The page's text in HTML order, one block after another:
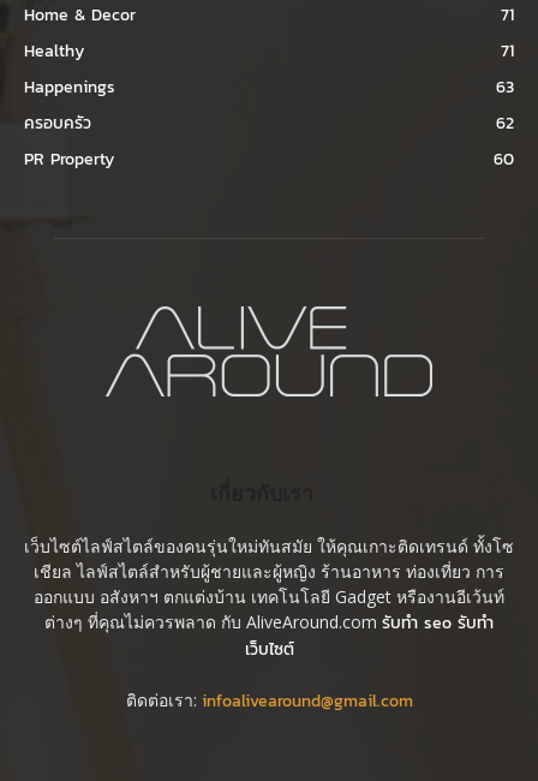
Home & Decor
71
Healthy
71
Happenings
63
ครอบครัว
62
PR Property
60
เว็บไซต์ไลฟ์สไตล์ของคนรุ่นใหม่ทันสมัย ให้คุณเกาะติดเทรนด์ ทั้งโซ
เชียล ไลฟ์สไตล์สำหรับผู้ชายและผู้หญิง ร้านอาหาร ท่องเที่ยว การ
ออกแบบ อสังหาฯ ตกแต่งบ้าน เทคโนโลยี Gadget หรืองานอีเว้นท์
ต่างๆ ที่คุณไม่ควรพลาด กับ AliveAround.com รับทำ seo รับทำ
เว็บไซต์
ติดต่อเรา: infoalivearound@gmail.com